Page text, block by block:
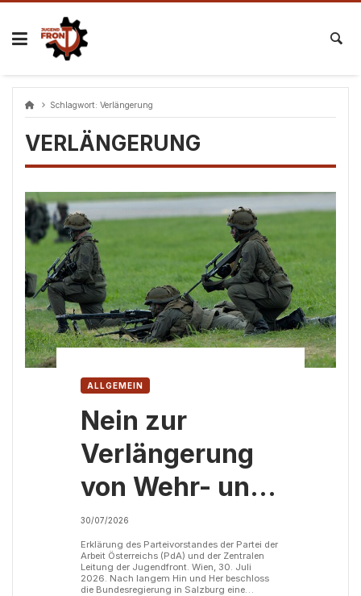
Skip
content
Schlagwort: Verlängerung
VERLÄNGERUNG
ALLGEMEIN
Nein zur
Verlängerung
von Wehr- und
Zivildienst!
30/07/2026
Erklärung des Parteivorstandes der Partei der
Arbeit Österreichs (PdA) und der Zentralen
Leitung der Jugendfront. Wien, 30. Juli
2026. Nach langem Hin und Her beschloss
die Bundesregierung in Salzburg eine